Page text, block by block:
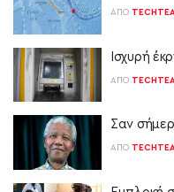
ΑΠΌ
Ισχυρή
ΑΠΌ
Σαν
ΑΠΌ